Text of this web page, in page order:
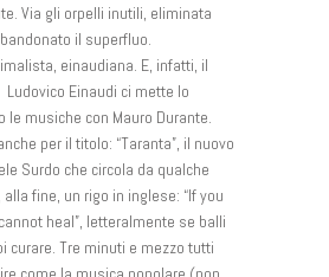
Via gli orpelli inutili, eliminata
il superfluo.
einaudiana. E, infatti, il
Einaudi ci mette lo
le musiche con Mauro Durante.
per il titolo: “Taranta”, il nuovo
Surdo che circola da qualche
fine, un rigo in inglese: “If you
heal”, letteralmente se balli
curare. Tre minuti e mezzo tutti